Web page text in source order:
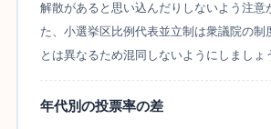
解散があると思い込んだりしないよう注意
た、小選挙区比例代表並立制は衆議院の制
とは異なるため混同しないようにしましょ
年代別の投票率の差